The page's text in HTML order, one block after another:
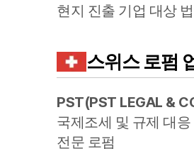
현지 진출 기업 대상
스위스로펌
PST(PST LEGAL &
국제조세 및 규제 대
전문 로펌